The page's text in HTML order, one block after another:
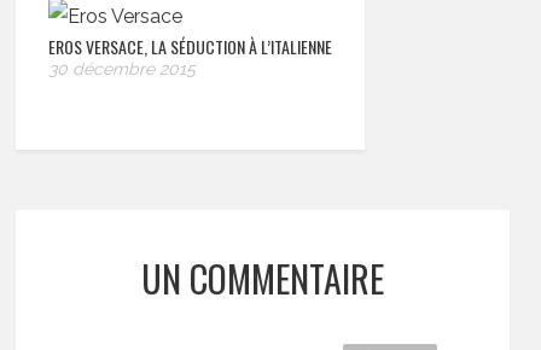
EROS VERSACE, LA SÉDUCTION À L’ITALIENNE
30 décembre 2015
UN COMMENTAIRE